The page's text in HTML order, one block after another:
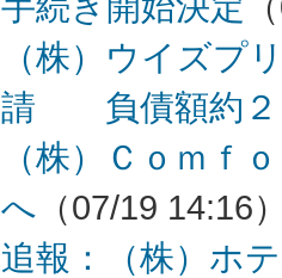
（株）ウイズプ
請 負債額約２
（株）Ｃｏｍｆ
へ （07/19 14:16
追報：（株）ホ